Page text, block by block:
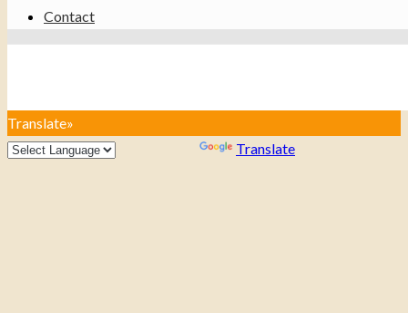
Contact
Translate»
Translate